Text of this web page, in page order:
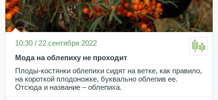
10:30 / 22 сентября 2022
Мода на облепиху не проходит
Плоды-костянки облепихи сидят на ветке, как правило,
на короткой плодоножке, буквально облепив ее.
Отсюда и название – облепиха.